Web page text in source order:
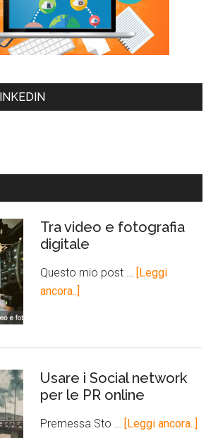
Tra video e fotografia
digitale
Questo mio post …
[Leggi
ancora..]
Usare i Social network
per le PR online
Premessa Sto … [Leggi ancora..]